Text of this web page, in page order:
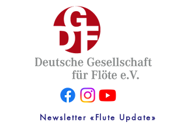
Newsletter «Flute Update»